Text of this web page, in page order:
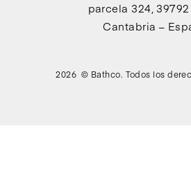
parcela 324,
Cantabria –
2026 © Bathco. Todos los